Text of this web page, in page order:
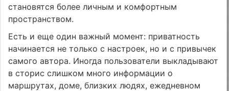
становятся более личным и комфортным
пространством.
Есть и еще один важный момент: приватность
начинается не только с настроек, но и с привычек
самого автора. Иногда пользователи выкладывают
в сторис слишком много информации о
маршрутах, доме, близких людях, ежедневном